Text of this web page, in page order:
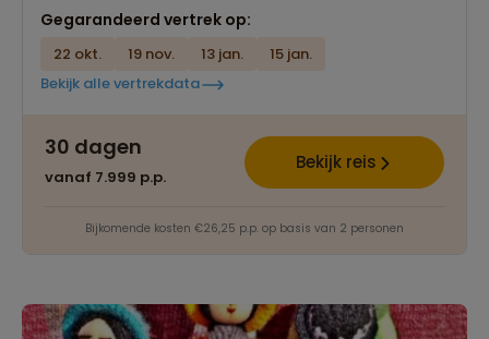
Gegarandeerd vertrek op:
22 okt. 19 nov. 13 jan.
15 jan.
Bekijk alle vertrekdata
30 dagen
vanaf 7.999 p.p.
Bekijk reis
Bijkomende kosten €26,25 p.p. op basis van 2 personen